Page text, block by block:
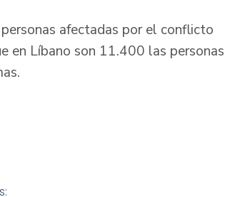
afectadas por el conflicto
en Líbano son 11.400 las personas